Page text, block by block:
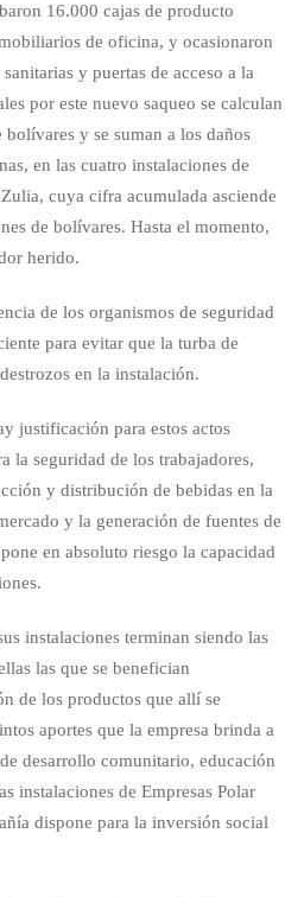
16.000 cajas de producto
de oficina, y ocasionaron
y puertas de acceso a la
por este nuevo saqueo se calculan
y se suman a los daños
en las cuatro instalaciones de
cuya cifra acumulada asciende
de bolívares. Hasta el momento,
herido.
de los organismos de seguridad
para evitar que la turba de
en la instalación.
justificación para estos actos
la seguridad de los trabajadores,
y distribución de bebidas en la
y la generación de fuentes de
en absoluto riesgo la capacidad
instalaciones terminan siendo las
las que se benefician
de los productos que allí se
aportes que la empresa brinda a
desarrollo comunitario, educación
instalaciones de Empresas Polar
dispone para la inversión social